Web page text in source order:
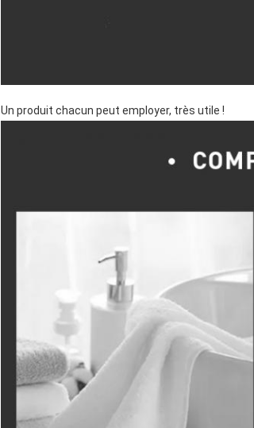
Un produit chacun peut employer, très utile !